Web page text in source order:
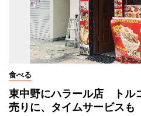
食べる
東中野にハラール店 トル
売りに、タイムサービスも